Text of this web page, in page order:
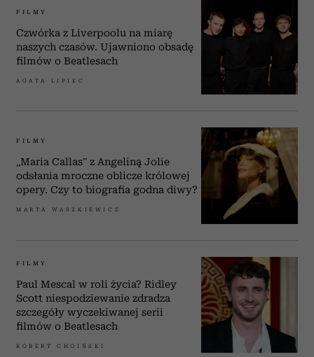
FILMY
Czwórka z Liverpoolu na miarę
naszych czasów. Ujawniono obsadę
filmów o Beatlesach
AGATA LIPIEC
FILMY
„Maria Callas” z Angeliną Jolie
odsłania mroczne oblicze królowej
opery. Czy to biografia godna diwy?
MARTA WASZKIEWICZ
FILMY
Paul Mescal w roli życia? Ridley
Scott niespodziewanie zdradza
szczegóły wyczekiwanej serii
filmów o Beatlesach
ROBERT CHOIŃSKI